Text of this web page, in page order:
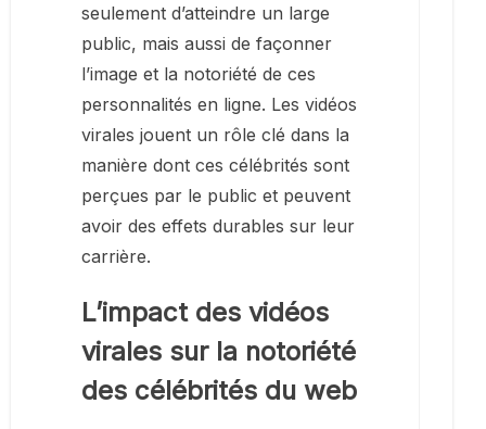
seulement d’atteindre un large
public, mais aussi de façonner
l’image et la notoriété de ces
personnalités en ligne. Les vidéos
virales jouent un rôle clé dans la
manière dont ces célébrités sont
perçues par le public et peuvent
avoir des effets durables sur leur
carrière.
L’impact des vidéos
virales sur la notoriété
des célébrités du web